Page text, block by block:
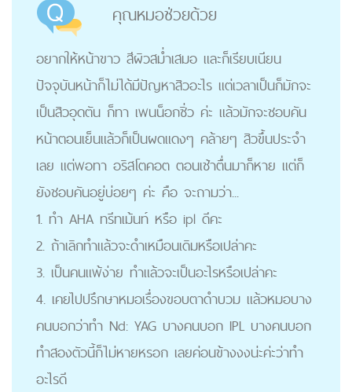
คุณหมอช่วยด้วย
อยากให้หน้าขาว สีผิวสม่ำเสมอ และก็เรียบเนียน
ปัจจุบันหน้าก็ไม่ได้มีปัญหาสิวอะไร แต่เวลาเป็นก็มักจะ
เป็นสิวอุดตัน ก็ทา เพนน็อกซิ่ว ค่ะ แล้วมักจะชอบคัน
หน้าตอนเย็นแล้วก็เป็นผดแดงๆ คล้ายๆ สิวขึ้นประจำ
เลย แต่พอทา อริสโตคอต ตอนเช้าตื่นมาก็หาย แต่ก็
ยังชอบคันอยู่บ่อยๆ ค่ะ คือ จะถามว่า...
1. ทำ AHA ทรีทเม้นท์ หรือ ipl ดีคะ
2. ถ้าเลิกทำแล้วจะดำเหมือนเดิมหรือเปล่าคะ
3. เป็นคนแพ้ง่าย ทำแล้วจะเป็นอะไรหรือเปล่าคะ
4. เคยไปปรึกษาหมอเรื่องขอบตาดำบวม แล้วหมอบาง
คนบอกว่าทำ Nd: YAG บางคนบอก IPL บางคนบอก
ทำสองตัวนี้ก็ไม่หายหรอก เลยค่อนข้างงงน่ะค่ะว่าทำ
อะไรดี